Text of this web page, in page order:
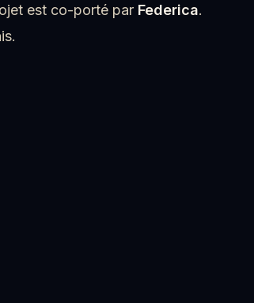
est co-porté par Federica.